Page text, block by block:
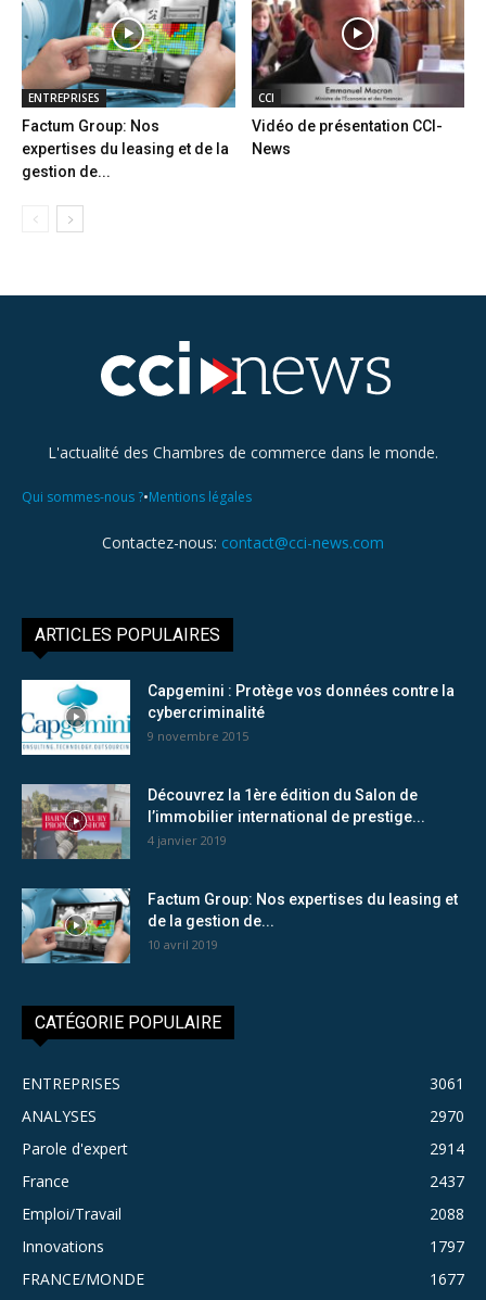
ENTREPRISES
Factum Group: Nos
expertises du leasing et de la
gestion de...
CCI
Vidéo de présentation CCI-
News
L'actualité des Chambres de commerce dans le monde.
Qui sommes-nous ?•Mentions légales
Contactez-nous: contact@cci-news.com
ARTICLES POPULAIRES
Capgemini : Protège vos données contre la
cybercriminalité
9 novembre 2015
Découvrez la 1ère édition du Salon de
l’immobilier international de prestige...
4 janvier 2019
Factum Group: Nos expertises du leasing et
de la gestion de...
10 avril 2019
CATÉGORIE POPULAIRE
ENTREPRISES
3061
ANALYSES
2970
Parole d'expert
2914
France
2437
Emploi/Travail
2088
Innovations
1797
FRANCE/MONDE
1677